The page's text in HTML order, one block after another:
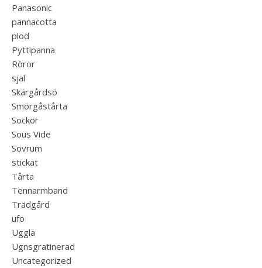
Panasonic
pannacotta
plod
Pyttipanna
Röror
sjal
Skärgårdsö
Smörgåstårta
Sockor
Sous Vide
Sovrum
stickat
Tårta
Tennarmband
Trädgård
ufo
Uggla
Ugnsgratinerad
Uncategorized